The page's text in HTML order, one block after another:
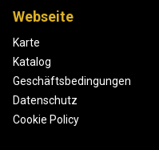
Webseite
Karte
Katalog
Geschäftsbedingungen
Datenschutz
Cookie Policy